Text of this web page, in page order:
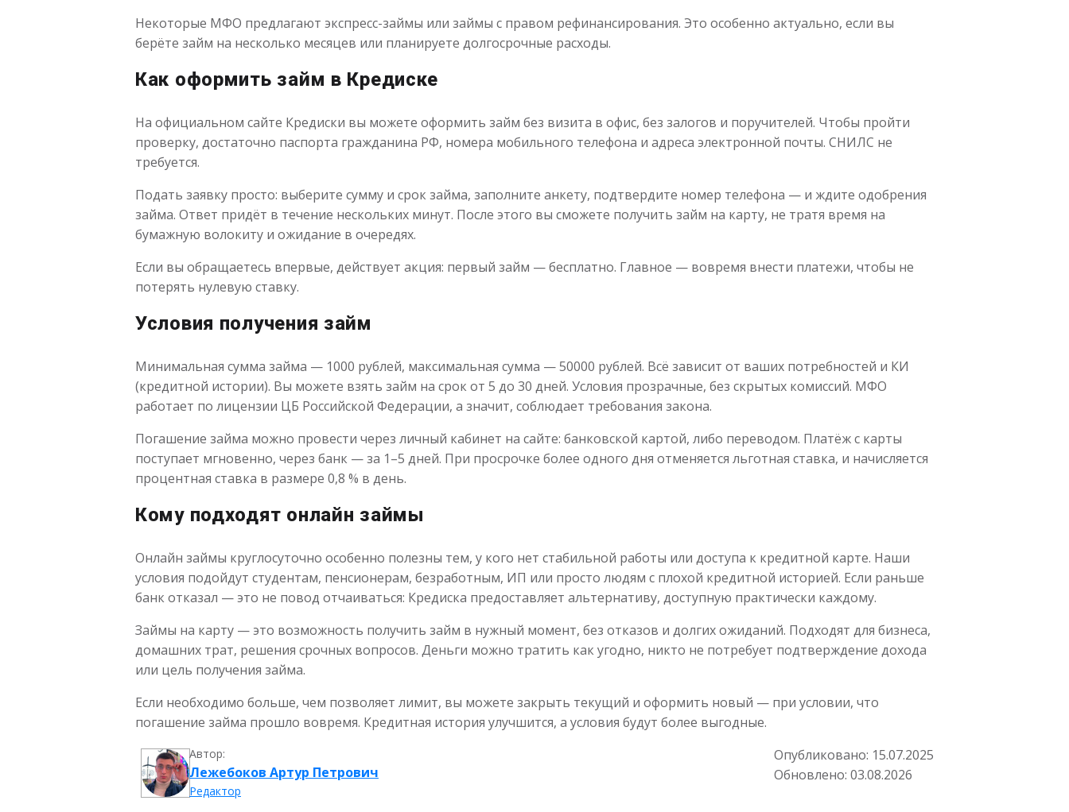
Некоторые МФО предлагают экспресс-займы или займы с правом рефинансирования. Это особенно актуально, если вы
берёте займ на несколько месяцев или планируете долгосрочные расходы.
Как оформить займ в Кредиске
На официальном сайте Кредиски вы можете оформить займ без визита в офис, без залогов и поручителей. Чтобы пройти
проверку, достаточно паспорта гражданина РФ, номера мобильного телефона и адреса электронной почты. СНИЛС не
требуется.
Подать заявку просто: выберите сумму и срок займа, заполните анкету, подтвердите номер телефона — и ждите одобрения
займа. Ответ придёт в течение нескольких минут. После этого вы сможете получить займ на карту, не тратя время на
бумажную волокиту и ожидание в очередях.
Если вы обращаетесь впервые, действует акция: первый займ — бесплатно. Главное — вовремя внести платежи, чтобы не
потерять нулевую ставку.
Условия получения займ
Минимальная сумма займа — 1000 рублей, максимальная сумма — 50000 рублей. Всё зависит от ваших потребностей и КИ
(кредитной истории). Вы можете взять займ на срок от 5 до 30 дней. Условия прозрачные, без скрытых комиссий. МФО
работает по лицензии ЦБ Российской Федерации, а значит, соблюдает требования закона.
Погашение займа можно провести через личный кабинет на сайте: банковской картой, либо переводом. Платёж с карты
поступает мгновенно, через банк — за 1–5 дней. При просрочке более одного дня отменяется льготная ставка, и начисляется
процентная ставка в размере 0,8 % в день.
Кому подходят онлайн займы
Онлайн займы круглосуточно особенно полезны тем, у кого нет стабильной работы или доступа к кредитной карте. Наши
условия подойдут студентам, пенсионерам, безработным, ИП или просто людям с плохой кредитной историей. Если раньше
банк отказал — это не повод отчаиваться: Кредиска предоставляет альтернативу, доступную практически каждому.
Займы на карту — это возможность получить займ в нужный момент, без отказов и долгих ожиданий. Подходят для бизнеса,
домашних трат, решения срочных вопросов. Деньги можно тратить как угодно, никто не потребует подтверждение дохода
или цель получения займа.
Если необходимо больше, чем позволяет лимит, вы можете закрыть текущий и оформить новый — при условии, что
погашение займа прошло вовремя. Кредитная история улучшится, а условия будут более выгодные.
Автор:
Лежебоков Артур Петрович
Редактор
Опубликовано: 15.07.2025
Обновлено: 03.08.2026